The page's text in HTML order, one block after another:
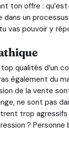
ton offre :
dans un
vas pouvoir y
top qualités d’un
également du
de la vente
ne sont pas
trop
? Personne